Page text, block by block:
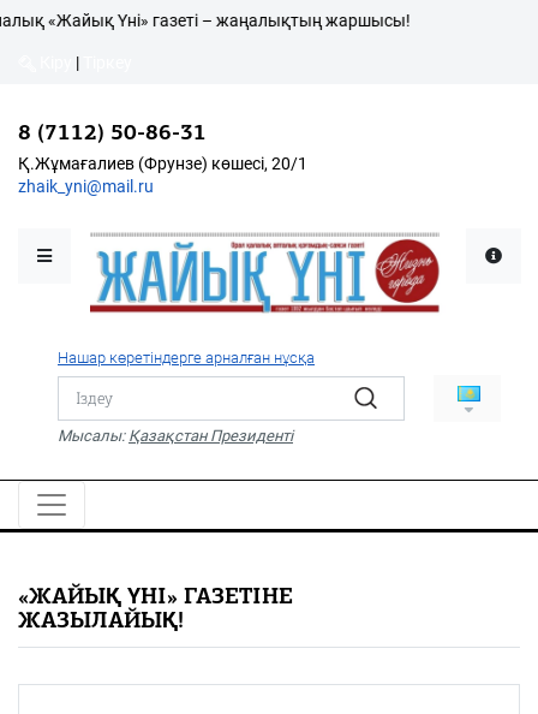
Қалалықтар қаперіне
Қоғам
Дені сау ұлт
Спорт
Жалын
PDF
«Жайық үні» — 33 жыл
Каталог
Қ.Жұмағалиев (Фрунзе)
«Жайық Үні» газеті – жаңалықтың жаршысы!
|
8 (7112) 50-86-31
Қ.Жұмағалиев (Фрунзе) көшесі, 20/1
zhaik_yni@mail.ru
Нашар көретіндерге арналған нұсқа
Мысалы: Қазақстан Президенті
«ЖАЙЫҚ ҮНІ» ГАЗЕТІНЕ
ЖАЗЫЛАЙЫҚ!